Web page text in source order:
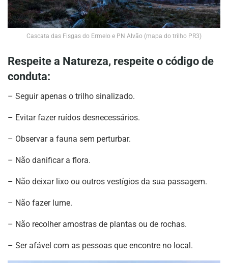
Cascata das Fisgas do Ermelo e PN Alvão (mapa do trilho PR3)
Respeite a Natureza, respeite o código de
conduta:
– Seguir apenas o trilho sinalizado.
– Evitar fazer ruídos desnecessários.
– Observar a fauna sem perturbar.
– Não danificar a flora.
– Não deixar lixo ou outros vestígios da sua passagem.
– Não fazer lume.
– Não recolher amostras de plantas ou de rochas.
– Ser afável com as pessoas que encontre no local.